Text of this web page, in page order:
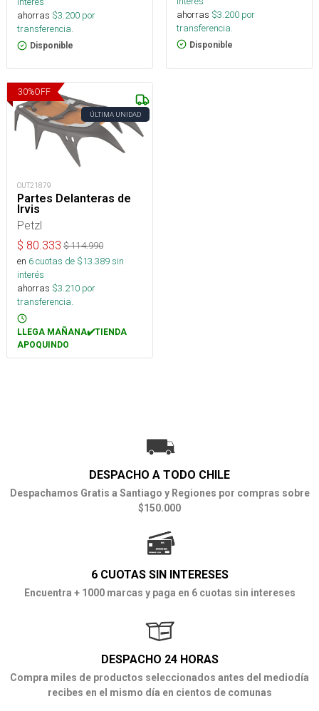
ahorras $3.200 por
transferencia.
Disponible
ahorras $3.200 por
transferencia.
Disponible
30%OFF
ÚLTIMA UNIDAD
OUT21879
Partes Delanteras de
Irvis
Petzl
$ 80.333 $114.990
en 6cuotas de $13.389sin
interés
ahorras $3.210 por
transferencia.
LLEGA MAÑANA✔️TIENDA
APOQUINDO
DESPACHO A TODO CHILE
Despachamos Gratis a Santiago y Regiones por compras sobre
$150.000
6 CUOTAS SIN INTERESES
Encuentra + 1000 marcas y paga en 6 cuotas sin intereses
DESPACHO 24 HORAS
Compra miles de productos seleccionados antes del mediodía
recibes en el mismo día en cientos de comunas